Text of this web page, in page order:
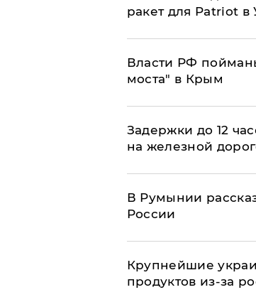
ракет для Patriot в
Власти РФ
моста" в Крым
Задержки до 12
на железной
В Румынии
России
Крупнейшие
продуктов из-за